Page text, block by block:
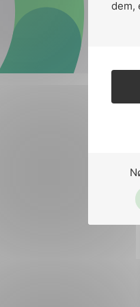
dem,
Forsvar og beredskap
Industri og automatisering
Lavspenning
Maritime elinstallasjoner